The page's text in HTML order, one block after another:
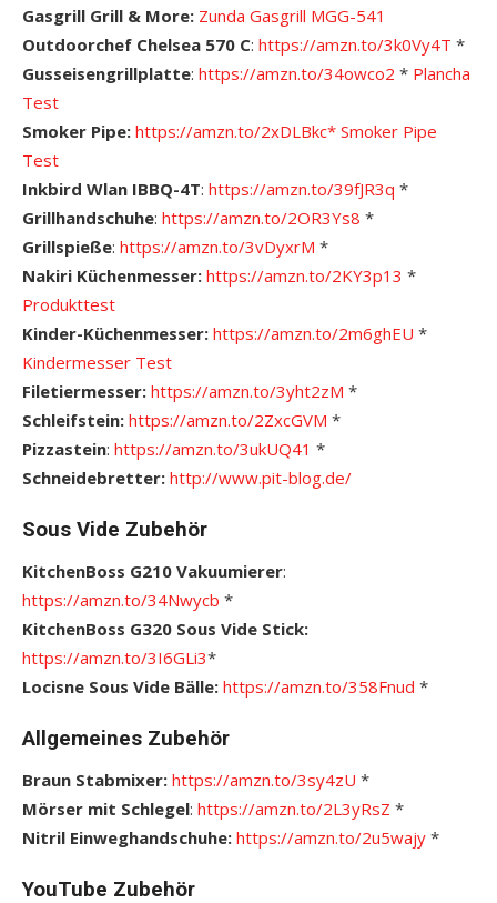
Gasgrill Grill & More: Zunda Gasgrill MGG-541
Outdoorchef Chelsea 570 C: https://amzn.to/3k0Vy4T *
Gusseisengrillplatte: https://amzn.to/34owco2 * Plancha
Test
Smoker Pipe: https://amzn.to/2xDLBkc* Smoker Pipe
Test
Inkbird Wlan IBBQ-4T: https://amzn.to/39fJR3q *
Grillhandschuhe: https://amzn.to/2OR3Ys8 *
Grillspieße: https://amzn.to/3vDyxrM *
Nakiri Küchenmesser: https://amzn.to/2KY3p13 *
Produkttest
Kinder-Küchenmesser: https://amzn.to/2m6ghEU *
Kindermesser Test
Filetiermesser: https://amzn.to/3yht2zM *
Schleifstein: https://amzn.to/2ZxcGVM *
Pizzastein: https://amzn.to/3ukUQ41 *
Schneidebretter: http://www.pit-blog.de/
Sous Vide Zubehör
KitchenBoss G210 Vakuumierer:
https://amzn.to/34Nwycb *
KitchenBoss G320 Sous Vide Stick:
https://amzn.to/3I6GLi3*
Locisne Sous Vide Bälle: https://amzn.to/358Fnud *
Allgemeines Zubehör
Braun Stabmixer: https://amzn.to/3sy4zU *
Mörser mit Schlegel: https://amzn.to/2L3yRsZ *
Nitril Einweghandschuhe: https://amzn.to/2u5wajy *
YouTube Zubehör